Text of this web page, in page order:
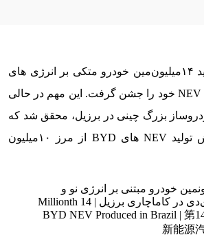
BYD روز گذشته تولید ۱۴میلیون‌مین خودرو متکی بر انرژی های
نو و تجدیدپذیر یا همان NEV خود را جشن گرفت. این مهم در حالی
بزرگ چینی در برزیل، محقق شد که
کمتر از یک سال پیش تولید NEV های BYD از مرز ۱۰میلیون